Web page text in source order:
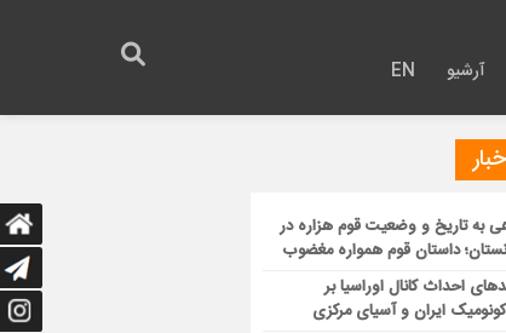
آرشیو EN
به تاریخ و وضعیت قوم هزاره در
داستان قوم همواره مغضوب
احداث کانال اوراسیا بر
ایران و آسیای مرکزی